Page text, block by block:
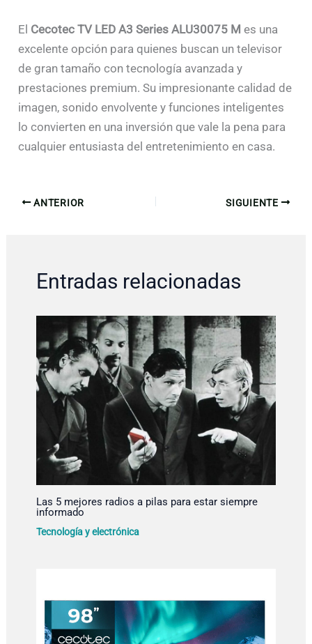
El Cecotec TV LED A3 Series ALU30075 M es una
excelente opción para quienes buscan un televisor
de gran tamaño con tecnología avanzada y
prestaciones premium. Su impresionante calidad de
imagen, sonido envolvente y funciones inteligentes
lo convierten en una inversión que vale la pena para
cualquier entusiasta del entretenimiento en casa.
ANTERIOR SIGUIENTE
Entradas relacionadas
Las 5 mejores radios a pilas para estar siempre
informado
Tecnología y electrónica